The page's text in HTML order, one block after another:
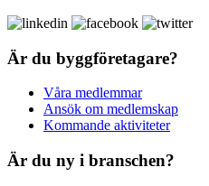
Är du byggföretagare?
Våra medlemmar
Ansök om medlemskap
Kommande aktiviteter
Är du ny i branschen?